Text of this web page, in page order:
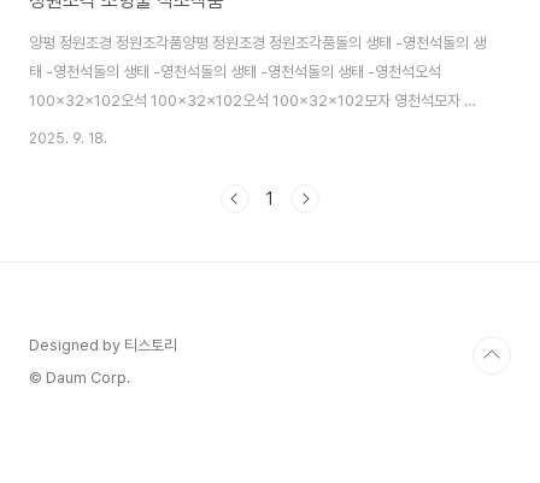
양평 정원조경 정원조각품양평 정원조경 정원조각품돌의 생태 -영천석돌의 생
태 -영천석돌의 생태 -영천석돌의 생태 -영천석돌의 생태 -영천석오석
100x32x102오석 100x32x102오석 100x32x102모자 영천석모자 영
천석모자 영천석함대함대함대바람 영천석오석 68x18x48오석 817오석
68x24x90오석 67x22x90오석 110x44x86오석 110x44x86오석
2025. 9. 18.
1
Designed by 티스토리
© Daum Corp.